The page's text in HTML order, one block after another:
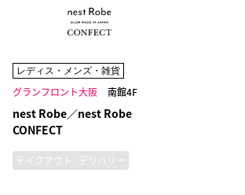
レディス・メンズ・雑貨
グランフロント大阪 南館4F
nest Robe／nest Robe
CONFECT
テイクアウト デリバリー